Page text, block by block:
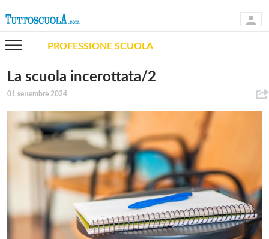
PROFESSIONE SCUOLA
La scuola incerottata/2
01 settembre 2024